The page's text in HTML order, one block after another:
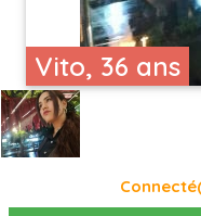
Vito, 36 ans